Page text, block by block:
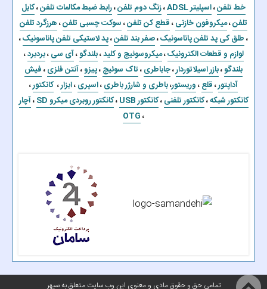
خط تلفن،اسپلیتر ADSL ،زنگ دوم تلفن،رابط ضبط مکالمات تلفن،کابل
تلفن،میکروفون خازنی،قطع کن تلفن،سوکت چسبی تلفن،هرزگرد تلفن
،طلق کی پد تلفن پاناسونیک،صفر بند تلفن،پد لاستیکی تلفن پاناسونیک،
لوازم و قطعات الکترونیک،میکروسوئیچ و کلید،بلندگو،آی سی،بردبرد،
بلندگو،بازر اسیلاتوردار،جاباطری،تاک سوئیچ،پیزو،آنتن فلزی،فیش
آداپتور،قلع،وریستور،باطری و شارژر باطری،اسپری،ابزار،کانکتور،
کانکتور شبکه،کانکتور تلفنی،کانکتور USB ،کانکتور روبردی میکرو SD ،آچار
،OTG
تمامی حق و حقوق مادی و معنوی این وب سایت متعلق به سپهر